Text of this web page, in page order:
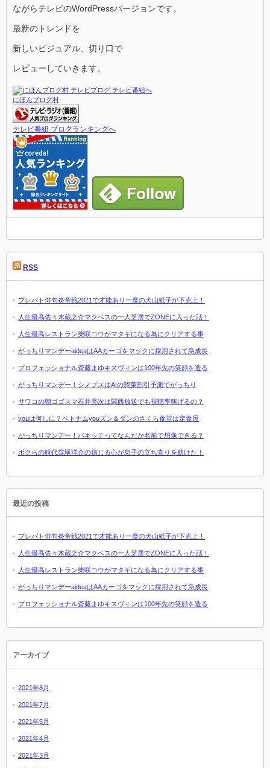
ながらテレビのWordPressバージョンです。
最新のトレンドを
新しいビジュアル、切り口で
レビューしていきます。
にほんブログ村
テレビ番組 ブログランキングへ
RSS
プレバト俳句炎帝戦2021で才能あり一度の犬山紙子が下克上！
人生最高佐々木蔵之介マクベスの一人芝居でZONEに入った話！
人生最高レストラン柴咲コウがマタギになる為にクリアする事
がっちりマンデーaideaはAAカーゴをマックに採用されて急成長
プロフェッショナル斎藤まゆキスヴィンは100年先の笑顔を造る
がっちりマンデー！シノプスはAIの惣菜割引予測でがっちり
サワコの朝ゴゴスマ石井亮次は関西放送でも視聴率稼げるの？
youは何しに？ベトナムyouズン＆ダンのさくら食堂は定食屋
がっちりマンデー！パキッテってなんだか名前で想像できる？
ボクらの時代窪塚洋介の信じる心が息子の立ち直りを助けた！
最近の投稿
プレバト俳句炎帝戦2021で才能あり一度の犬山紙子が下克上！
人生最高佐々木蔵之介マクベスの一人芝居でZONEに入った話！
人生最高レストラン柴咲コウがマタギになる為にクリアする事
がっちりマンデーaideaはAAカーゴをマックに採用されて急成長
プロフェッショナル斎藤まゆキスヴィンは100年先の笑顔を造る
アーカイブ
2021年8月
2021年7月
2021年5月
2021年4月
2021年3月